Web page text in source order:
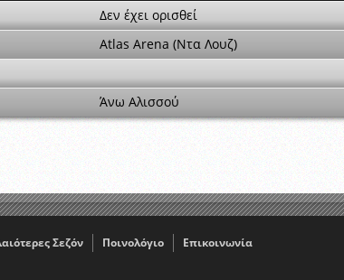
Δεν έχει ορισθεί
Atlas Arena (Ντα Λουζ)
Άνω Αλισσού
Σεζόν Ποινολόγιο Επικοινωνία